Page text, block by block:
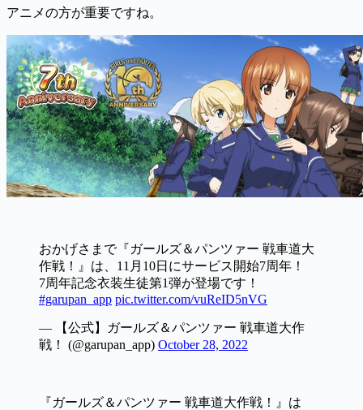
アニメの方が重要ですね。
おかげさまで『ガールズ＆パンツァー 戦車道大
作戦！』は、11月10日にサービス開始7周年！
7周年記念衣装生徒第1弾が登場です！
#garupan_app pic.twitter.com/vuReID5nVG
— 【公式】ガールズ＆パンツァー 戦車道大作
戦！ (@garupan_app) October 28, 2022
『ガールズ＆パンツァー 戦車道大作戦！』は